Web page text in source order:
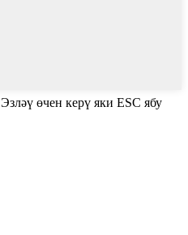
Эзләү өчен керү яки ESC ябу